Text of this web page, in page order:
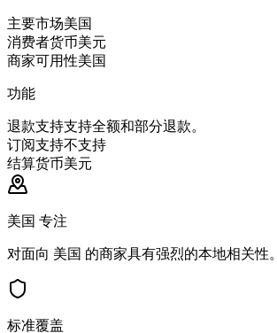
主要市场美国
消费者货币美元
商家可用性美国
功能
退款支持支持全额和部分退款。
订阅支持不支持
结算货币美元
美国 专注
对面向 美国 的商家具有强烈的本地相关性。
标准覆盖